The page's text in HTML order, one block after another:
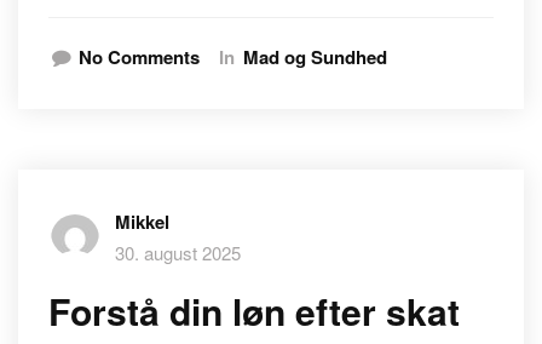
No Comments In Mad og Sundhed
Mikkel
30. august 2025
Forstå din løn efter skat